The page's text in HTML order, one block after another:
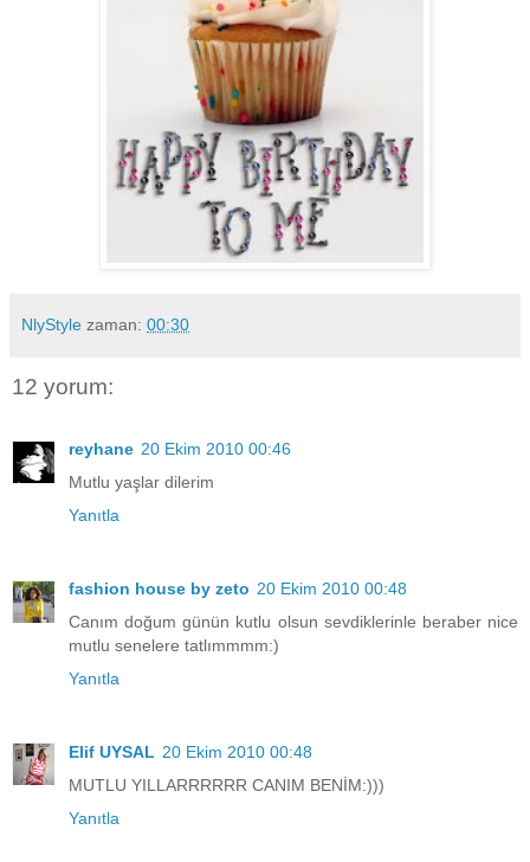
NlyStyle zaman: 00:30
12 yorum:
reyhane 20 Ekim 2010 00:46
Mutlu yaşlar dilerim
Yanıtla
fashion house by zeto 20 Ekim 2010 00:48
Canım doğum günün kutlu olsun sevdiklerinle beraber nice
mutlu senelere tatlımmmm:)
Yanıtla
Elif UYSAL 20 Ekim 2010 00:48
MUTLU YILLARRRRRR CANIM BENİM:)))
Yanıtla